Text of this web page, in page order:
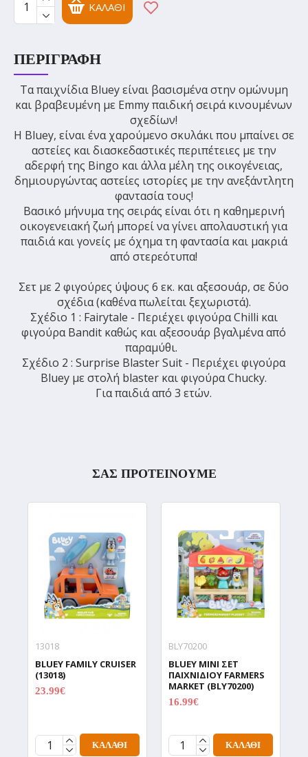
ΚΑΛΆΘΙ
ΠΕΡΙΓΡΑΦΉ
Τα παιχνίδια Bluey είναι βασισμένα στην ομώνυμη
και βραβευμένη με Emmy παιδική σειρά κινουμένων
σχεδίων!
Η Bluey, είναι ένα χαρούμενο σκυλάκι που μπαίνει σε
αστείες και διασκεδαστικές περιπέτειες με την
αδερφή της Bingo και άλλα μέλη της οικογένειας,
δημιουργώντας αστείες ιστορίες με την ανεξάντλητη
φαντασία τους!
Βασικό μήνυμα της σειράς είναι ότι η καθημερινή
οικογενειακή ζωή μπορεί να γίνει απολαυστική για
παιδιά και γονείς με όχημα τη φαντασία και μακριά
από στερεότυπα!
Σετ με 2 φιγούρες ύψους 6 εκ. και αξεσουάρ, σε δύο
σχέδια (καθένα πωλείται ξεχωριστά).
Σχέδιο 1 : Fairytale - Περιέχει φιγούρα Chilli και
φιγούρα Bandit καθώς και αξεσουάρ βγαλμένα από
παραμύθι.
Σχέδιο 2 : Surprise Blaster Suit - Περιέχει φιγούρα
Bluey με στολή blaster και φιγούρα Chucky.
Για παιδιά από 3 ετών.
ΣΑΣ ΠΡΟΤΕΙΝΟΥΜΕ
13018
BLUEY FAMILY CRUISER
(13018)
23.99€
ΚΑΛΆΘΙ
BLY70200
BLUEY MINI ΣΕΤ
ΠΑΙΧΝΙΔΙΟΥ FARMERS
MARKET (BLY70200)
16.99€
ΚΑΛΆΘΙ